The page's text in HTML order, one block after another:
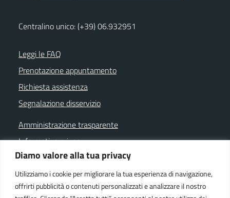
Diamo valore alla tua privacy
Utilizziamo i cookie per migliorare la tua esperienza di navigazione,
offrirti pubblicità o contenuti personalizzati e analizzare il nostro
Centralino unico: (+39) 06.932951
Leggi le FAQ
Prenotazione appuntamento
Richiesta assistenza
Segnalazione disservizio
Amministrazione trasparente
Informativa privacy
Note legali
Dichiarazione di accessibilità
Cookie policy